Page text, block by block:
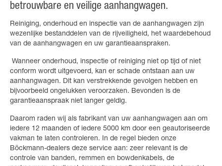
betrouwbare en veilige aanhangwagen.
Reiniging, onderhoud en inspectie van de aanhangwagen zijn
wezenlijke bestanddelen van de rijveiligheid, het waardebehoud
van de aanhangwagen en uw garantieaanspraken.
Wanneer onderhoud, inspectie of reiniging niet op tijd of niet
conform wordt uitgevoerd, kan er schade ontstaan aan uw
aanhangwagen. Dit kan verstrekkende gevolgen hebben en
bijvoorbeeld ongelukken veroorzaken. Bevonden is de
garantieaanspraak niet langer geldig.
Daarom raden wij als fabrikant van uw aanhangwagen aan om
iedere 12 maanden of iedere 5000 km door een geautoriseerde
vakman te laten controleren. In de regel bieden onze
Böckmann-dealers deze service aan: zeer relevant is de
controle van banden, remmen en bowdenkabels, de